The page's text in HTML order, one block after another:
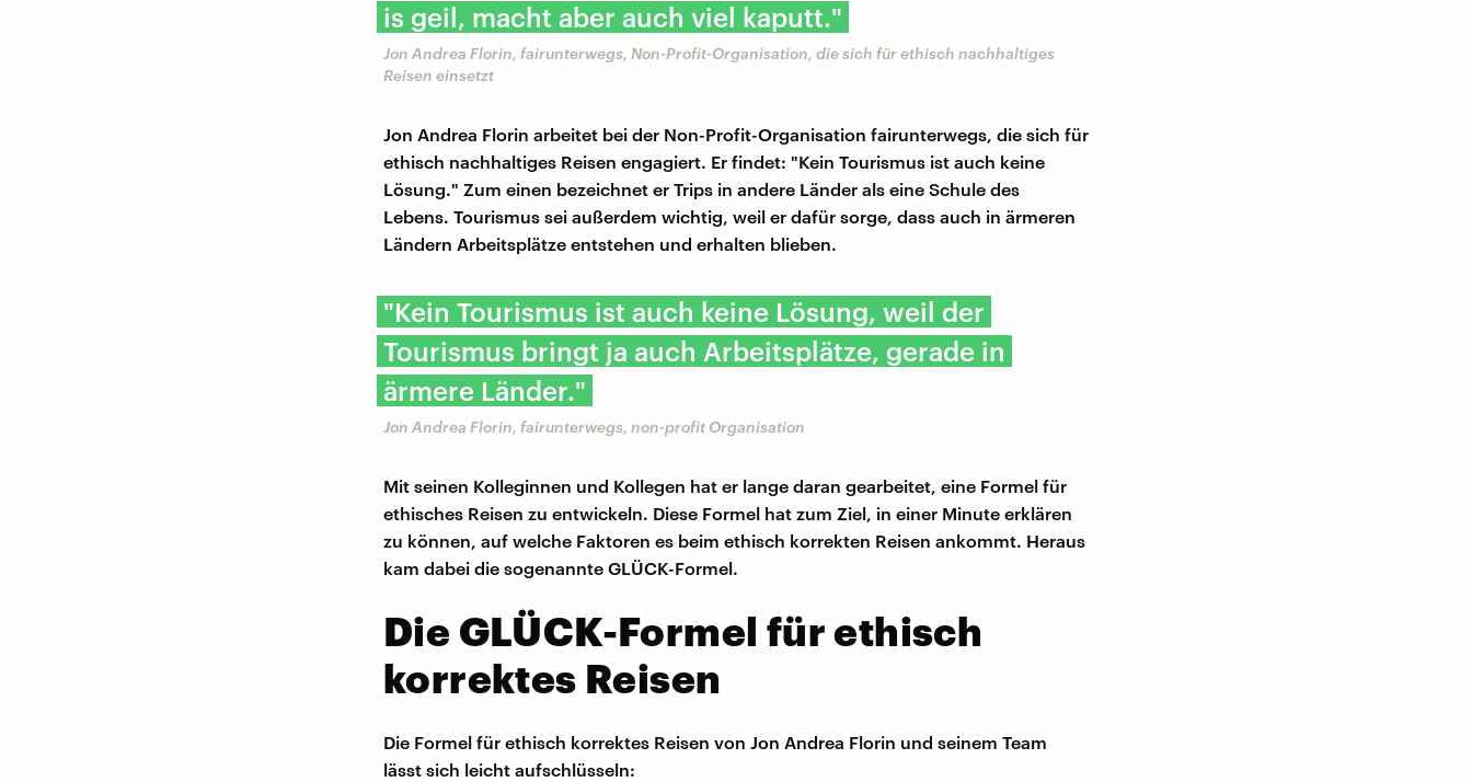
is geil, macht aber auch viel kaputt."
Jon Andrea Florin, fairunterwegs, Non-Profit-Organisation, die sich für ethisch nachhaltiges
Reisen einsetzt
Jon Andrea Florin arbeitet bei der Non-Profit-Organisation fairunterwegs, die sich für
ethisch nachhaltiges Reisen engagiert. Er findet: "Kein Tourismus ist auch keine
Lösung." Zum einen bezeichnet er Trips in andere Länder als eine Schule des
Lebens. Tourismus sei außerdem wichtig, weil er dafür sorge, dass auch in ärmeren
Ländern Arbeitsplätze entstehen und erhalten blieben.
"Kein Tourismus ist auch keine Lösung, weil der
Tourismus bringt ja auch Arbeitsplätze, gerade in
ärmere Länder."
Jon Andrea Florin, fairunterwegs, non-profit Organisation
Mit seinen Kolleginnen und Kollegen hat er lange daran gearbeitet, eine Formel für
ethisches Reisen zu entwickeln. Diese Formel hat zum Ziel, in einer Minute erklären
zu können, auf welche Faktoren es beim ethisch korrekten Reisen ankommt. Heraus
kam dabei die sogenannte GLÜCK-Formel.
Die GLÜCK-Formel für ethisch
korrektes Reisen
Die Formel für ethisch korrektes Reisen von Jon Andrea Florin und seinem Team
lässt sich leicht aufschlüsseln: